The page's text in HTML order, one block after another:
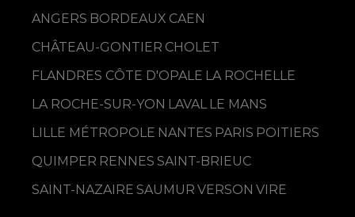
ANGERS BORDEAUX CAEN
CHÂTEAU-GONTIER CHOLET
FLANDRES CÔTE D'OPALE LA ROCHELLE
LA ROCHE-SUR-YON LAVAL LE MANS
LILLE MÉTROPOLE NANTES PARIS POITIERS
QUIMPER RENNES SAINT-BRIEUC
SAINT-NAZAIRE SAUMUR VERSON VIRE